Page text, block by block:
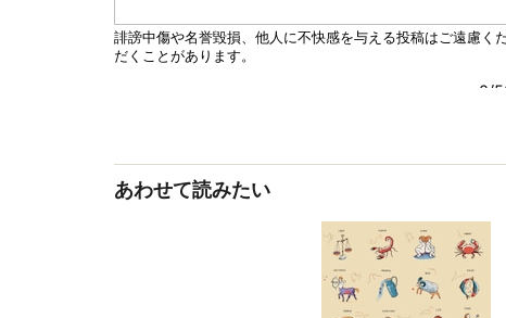
あわせて読みたい